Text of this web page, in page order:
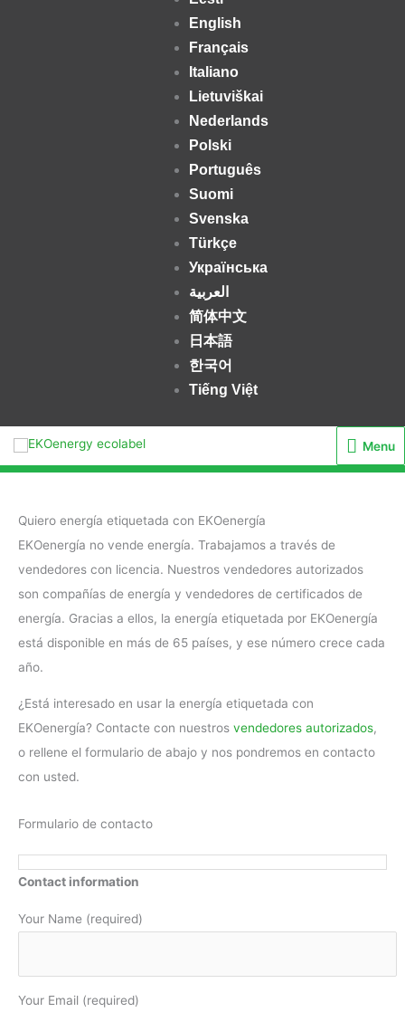
English
Français
Italiano
Lietuviškai
Nederlands
Polski
Português
Suomi
Svenska
Türkçe
Українська
العربية
简体中文
日本語
한국어
Tiếng Việt
Menu
Menu
Quiero energía etiquetada con EKOenergía
EKOenergía no vende energía. Trabajamos a través de
vendedores con licencia. Nuestros vendedores autorizados
son compañías de energía y vendedores de certificados de
energía. Gracias a ellos, la energía etiquetada por EKOenergía
está disponible en más de 65 países, y ese número crece cada
año.
¿Está interesado en usar la energía etiquetada con
EKOenergía? Contacte con nuestros vendedores autorizados,
o rellene el formulario de abajo y nos pondremos en contacto
con usted.
Formulario de contacto
Contact information
Your Name (required)
Your Email (required)